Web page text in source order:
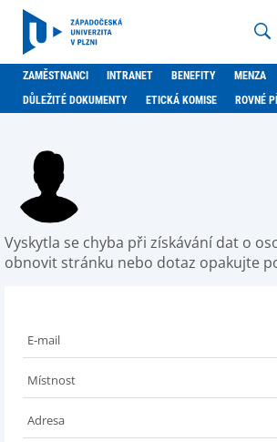
ZAMĚSTNANCI INTRANET BENEFITY
MENZA
DŮLEŽITÉ DOKUMENTY
ETICKÁ KOMISE ROVNÉ
Vyskytla se chyba při získávání dat o
obnovit stránku nebo dotaz opakujte
E-mail
Místnost
Adresa